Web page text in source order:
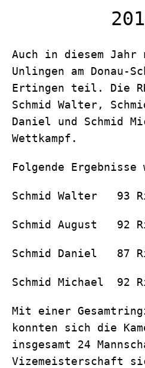
Auch in diesem Jahr
Unlingen am Donau-
Ertingen teil. Die
Schmid Walter,
Daniel und Schmid
Wettkampf.
Folgende
Schmid Walter 93
Schmid August 92
Schmid Daniel 87
Schmid Michael 92
Mit einer
konnten sich die
insgesamt 24
Vizemeisterschaft